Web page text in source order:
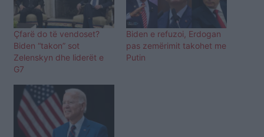
Çfarë do të vendoset?
Biden “takon” sot
Zelenskyn dhe liderët e
G7
Biden e refuzoi, Erdogan
pas zemërimit takohet me
Putin